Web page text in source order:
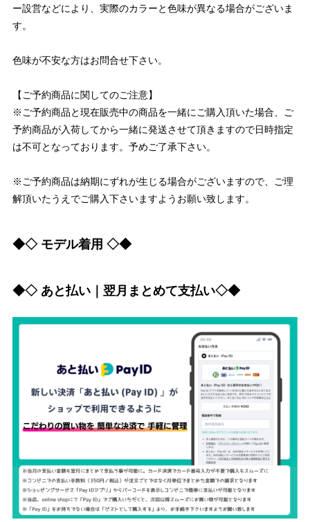
ー設営などにより、実際のカラーと色味が異なる場合がございま
す。
色味が不安な方はお問合せ下さい。
【ご予約商品に関してのご注意】
※ご予約商品と現在販売中の商品を一緒にご購入頂いた場合、ご
予約商品が入荷してから一緒に発送させて頂きますので日時指定
は不可となっております。予めご了承下さい。
※ご予約商品は納期にずれが生じる場合がございますので、ご理
解頂いたうえでご購入下さいますようお願い致します。
◆◇ モデル着用 ◇◆
◆◇ あと払い｜翌月まとめて支払い◇◆